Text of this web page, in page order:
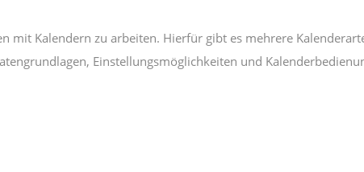
mit Kalendern zu arbeiten. Hierfür gibt es mehrere
Einstellungsmöglichkeiten und